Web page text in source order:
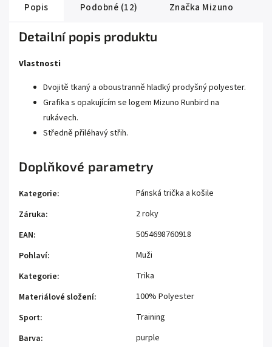
Popis Podobné (12) Značka Mizuno
Detailní popis produktu
Vlastnosti
Dvojitě tkaný a oboustranně hladký prodyšný polyester.
Grafika s opakujícím se logem Mizuno Runbird na
rukávech.
Středně přiléhavý střih.
Doplňkové parametry
Kategorie:
Pánská trička a košile
Záruka:
2 roky
EAN:
5054698760918
Pohlaví:
Muži
Kategorie:
Trika
Materiálové složení:
100% Polyester
Sport:
Training
Barva: purple